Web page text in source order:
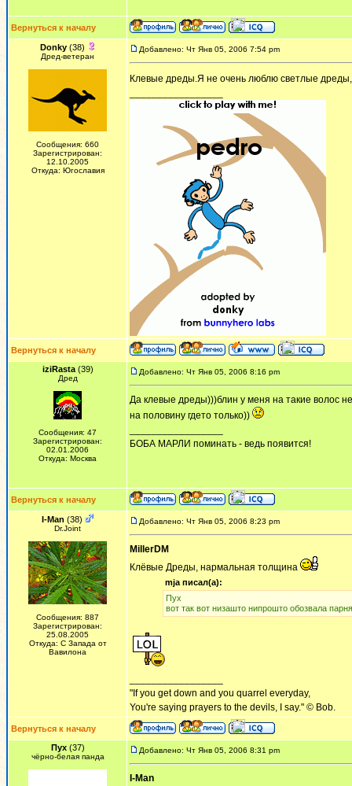
Вернуться к началу
Donky(38)
Дред-ветеран
Сообщения: 660
Зарегистрирован:
12.10.2005
Откуда: Югославия
Добавлено: Чт Янв 05, 2006 7:54 pm
Клевые дреды.Я не очень люблю светлые
Вернуться к началу
iziRasta(39)
Дред
Сообщения: 47
Зарегистрирован:
02.01.2006
Откуда: Москва
Добавлено: Чт Янв 05, 2006 8:16 pm
Да клевые дреды)))блин у меня на такие волос
на половину гдето только))
БОБА МАРЛИ поминать - ведь появится!
Вернуться к началу
I-Man (38)
Dr.Joint
Сообщения: 887
Зарегистрирован:
25.08.2005
Откуда: С Запада от
Вавилона
Добавлено: Чт Янв 05, 2006 8:23 pm
MillerDM
Клёвые Дреды, нармальная толщина
mja писал(а):
Пух
вот так вот низашто нипрошто обозвала
"If you get down and you quarrel everyday,
You're saying prayers to the devils, I say." © Bob.
Вернуться к началу
Пух(37)
чёрно-белая панда
Добавлено: Чт Янв 05, 2006 8:31 pm
I-Man